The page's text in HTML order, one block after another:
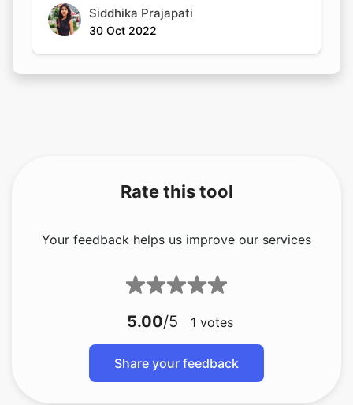
Siddhika Prajapati
30 Oct 2022
Rate this tool
Your feedback helps us improve our services
5.00/5 1 votes
Share your feedback